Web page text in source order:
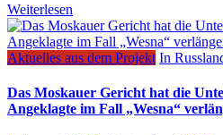
Weiterlesen
Aktuelles aus dem Projekt In
Das Moskauer Gericht hat die
Angeklagte im Fall „Wesna“